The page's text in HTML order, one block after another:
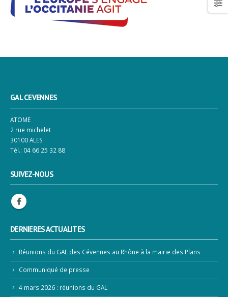
GAL CEVENNES
ATOME
2 rue michelet
30100 ALES
Tél.: 04 66 25 32 88
SUIVEZ-NOUS
DERNIERES ACTUALITES
Réunions du GAL des Cévennes au Rhône à la mairie des Plans
Communiqué de presse
4 mars 2026 : réunions du GAL